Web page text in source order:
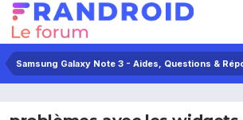
Samsung Galaxy Note 3 - Aides, Questions &